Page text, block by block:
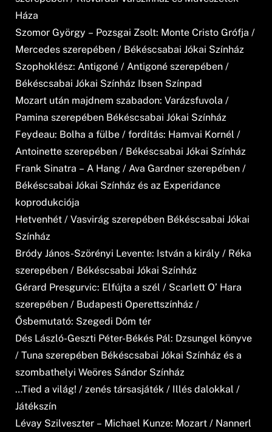
Háza
Szomor György – Pozsgai Zsolt: Monte Cristo Grófja /
Mercedes szerepében / Békéscsabai Jókai Színház
Szophoklész: Antigoné / Antigoné szerepében /
Békéscsabai Jókai Színház Ibsen Színpad
Mozart után majdnem szabadon: Varázsfuvola /
Pamina szerepében Békéscsabai Jókai Színház
Feydeau: Bolha a fülbe / fordítás: Hamvai Kornél /
Antoinette szerepében / Békéscsabai Jókai Színház
Frank Sinatra – A Hang / Ava Gardner szerepében /
Békéscsabai Jókai Színház és az Experidance
koprodukciója
Hetvenhét / Vasvirág szerepében Békéscsabai Jókai
Színház
Bródy János-Szörényi Levente: István a király / Réka
szerepében / Békéscsabai Jókai Színház
Gérard Presgurvic: Elfújta a szél / Scarlett O’ Hara
szerepében / Budapesti Operettszínház /
Ősbemutató: Szegedi Dóm tér
Dés László-Geszti Péter-Békés Pál: Dzsungel könyve
/ Tuna szerepében Békéscsabai Jókai Színház és a
szombathelyi Weöres Sándor Színház
…Tied a világ! / zenés társasjáték / Illés dalokkal /
Játékszín
Lévay Szilveszter – Michael Kunze: Mozart / Nannerl